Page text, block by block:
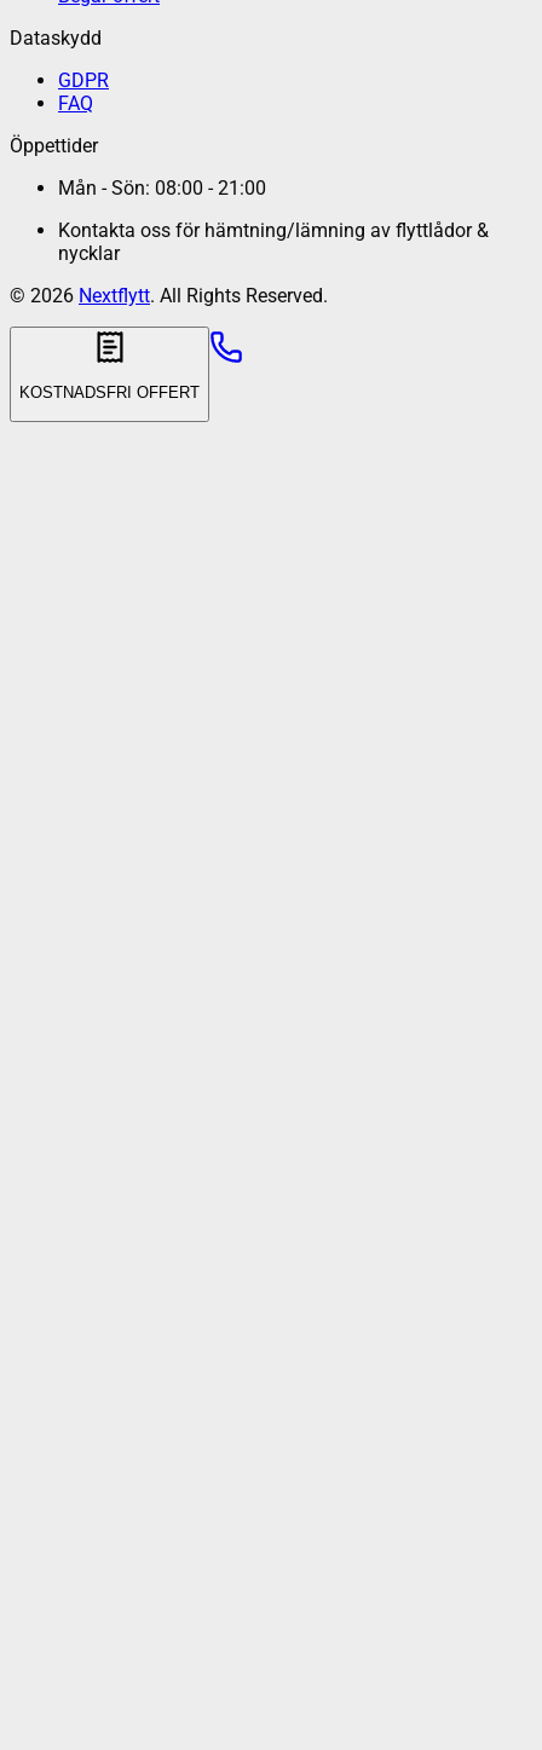
Dataskydd
GDPR
FAQ
Öppettider
Mån - Sön: 08:00 - 21:00
Kontakta oss för hämtning/lämning av flyttlådor &
nycklar
© 2026 Nextflytt. All Rights Reserved.
KOSTNADSFRI OFFERT